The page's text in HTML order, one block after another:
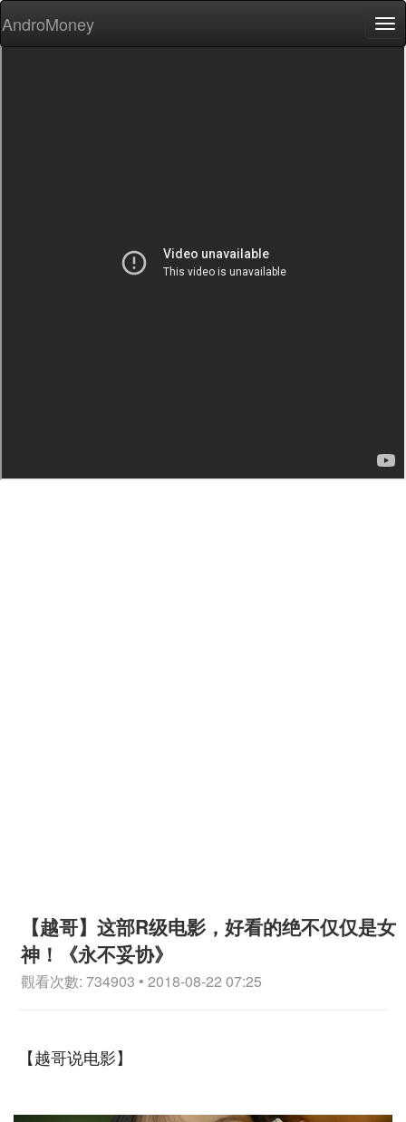
AndroMoney
【越哥】这部R级电影，好看的绝不仅仅是女
神！《永不妥协》
觀看次數: 734903 • 2018-08-22 07:25
【越哥说电影】